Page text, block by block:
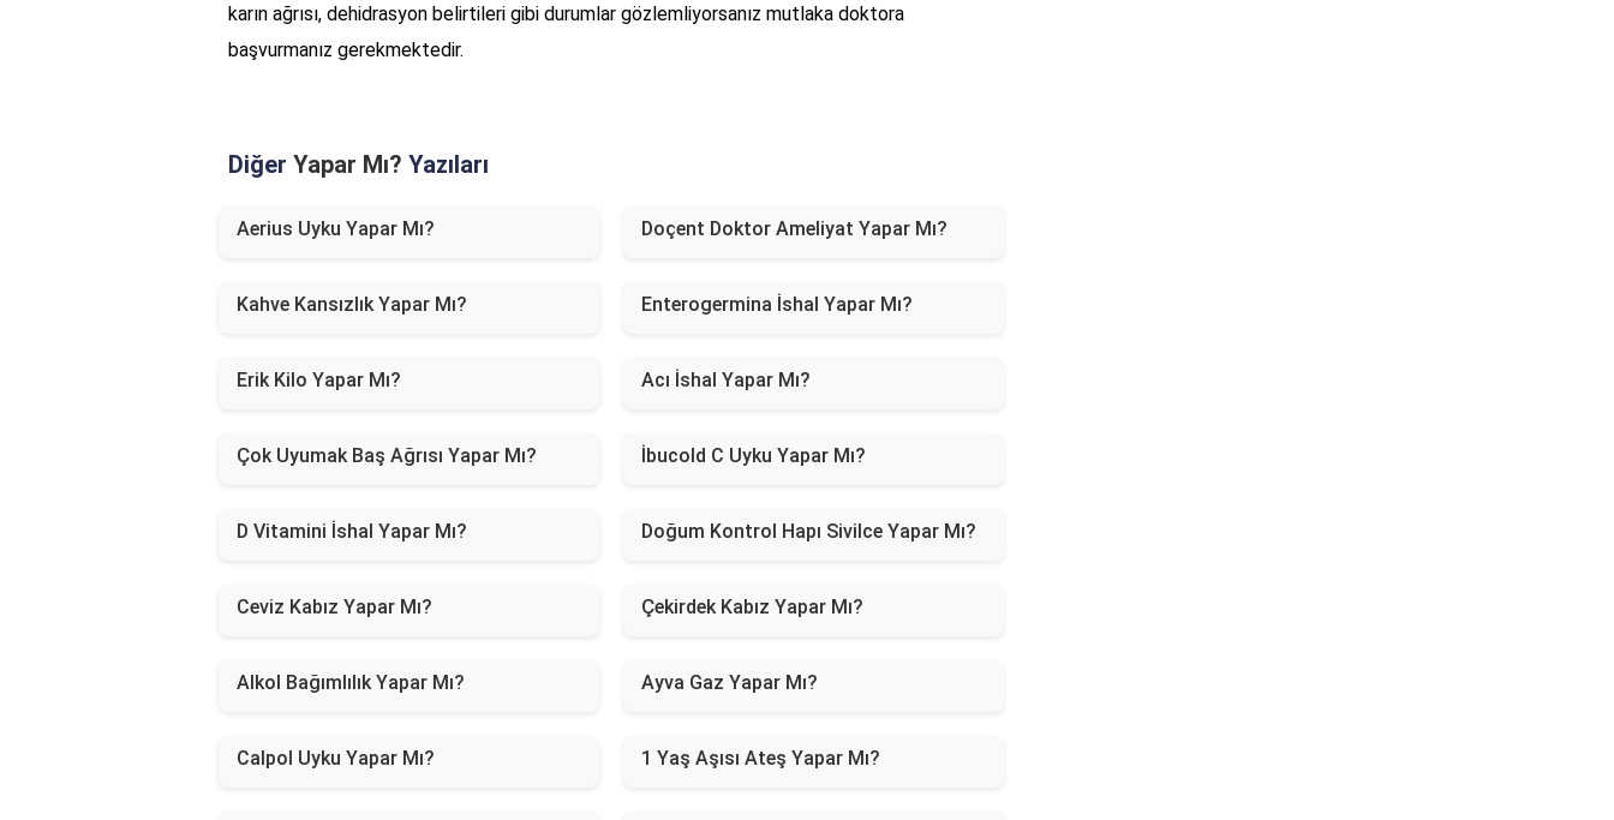
karın ağrısı, dehidrasyon belirtileri gibi durumlar gözlemliyorsanız mutlaka doktora
başvurmanız gerekmektedir.
Diğer Yapar Mı? Yazıları
Aerius Uyku Yapar Mı? Doçent Doktor Ameliyat Yapar Mı?
Kahve Kansızlık Yapar Mı? Enterogermina İshal Yapar Mı?
Erik Kilo Yapar Mı? Acı İshal Yapar Mı?
Çok Uyumak Baş Ağrısı Yapar Mı? İbucold C Uyku Yapar Mı?
D Vitamini İshal Yapar Mı? Doğum Kontrol Hapı Sivilce Yapar Mı?
Ceviz Kabız Yapar Mı? Çekirdek Kabız Yapar Mı?
Alkol Bağımlılık Yapar Mı? Ayva Gaz Yapar Mı?
Calpol Uyku Yapar Mı? 1 Yaş Aşısı Ateş Yapar Mı?